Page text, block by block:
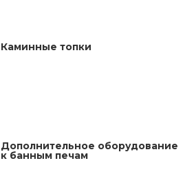
Каминные топки
Дополнительное оборудование
к банным печам